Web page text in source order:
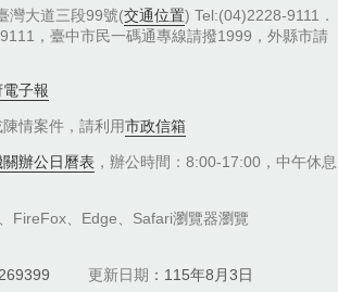
灣大道三段99號(交通位置) Tel:(04)2228-9111．
，臺中市民一碼通專線請撥1999，外縣市請
子報
情案件，請利用市政信箱
辦公日曆表 ，辦公時間：8:00-17:00，中午休息
FireFox、Edge、Safari瀏覽器瀏覽
更新日期 115年8月3日